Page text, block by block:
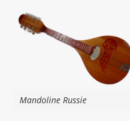
Mandoline Russie